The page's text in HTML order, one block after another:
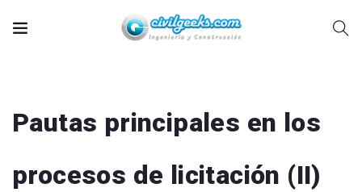
Pautas principales en los
procesos de licitación (II)